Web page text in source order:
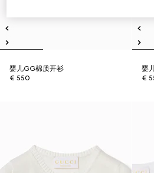
婴儿GG棉质开衫
€ 550
婴
€